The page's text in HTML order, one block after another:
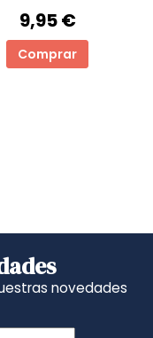
9,95 €
Comprar
novedades